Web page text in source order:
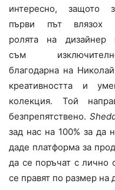
интересно, защото
първи път влязох
ролята на дизайнер
съм
благодарна на
креативността и
колекция. Той
безпрепятствено.
зад нас на 100% за да
даде платформа за
да се поръчат с лично
се правят по размер на